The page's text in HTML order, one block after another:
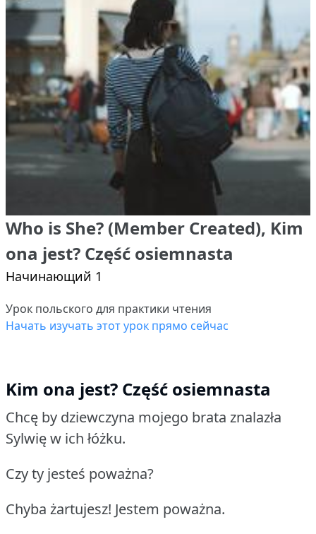
Who is She? (Member Created), Kim
ona jest? Część osiemnasta
Начинающий 1
Урок польского для практики чтения
Начать изучать этот урок прямо сейчас
Kim ona jest? Część osiemnasta
Chcę by dziewczyna mojego brata znalazła
Sylwię w ich łóżku.
Czy ty jesteś poważna?
Chyba żartujesz! Jestem poważna.